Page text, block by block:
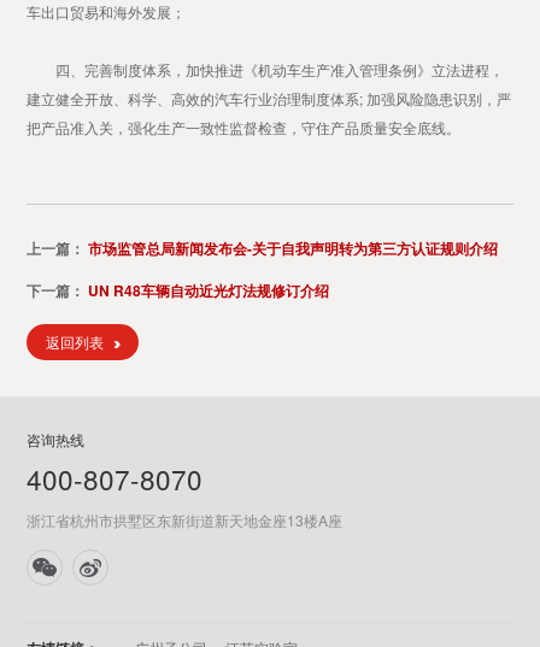
车出口贸易和海外发展；
四、完善制度体系，加快推进《机动车生产准入管理条例》立法进程，
建立健全开放、科学、高效的汽车行业治理制度体系; 加强风险隐患识别，严
把产品准入关，强化生产一致性监督检查，守住产品质量安全底线。
上一篇：市场监管总局新闻发布会-关于自我声明转为第三方认证规则介绍
下一篇： UN R48车辆自动近光灯法规修订介绍
返回列表
咨询热线
400-807-8070
浙江省杭州市拱墅区东新街道新天地金座13楼A座